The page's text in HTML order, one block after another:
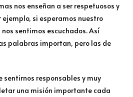
nos enseñan a ser respetuosos y
ejemplo, si esperamos nuestro
sentimos escuchados. Así
palabras importan, pero las de
sentirnos responsables y muy
una misión importante cada